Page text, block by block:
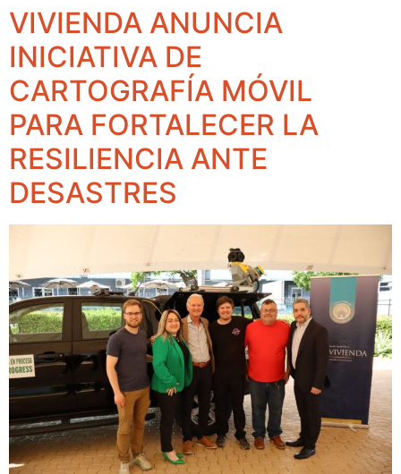
VIVIENDA ANUNCIA
INICIATIVA DE
CARTOGRAFÍA MÓVIL
PARA FORTALECER LA
RESILIENCIA ANTE
DESASTRES